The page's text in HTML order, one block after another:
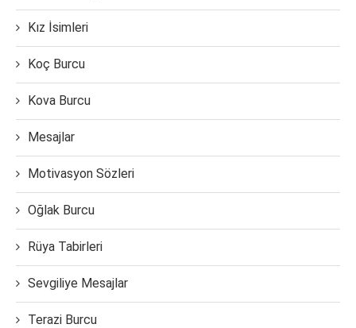
Kız İsimleri
Koç Burcu
Kova Burcu
Mesajlar
Motivasyon Sözleri
Oğlak Burcu
Rüya Tabirleri
Sevgiliye Mesajlar
Terazi Burcu